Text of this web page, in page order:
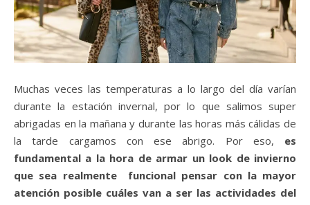
Muchas veces las temperaturas a lo largo del día varían
durante la estación invernal, por lo que salimos super
abrigadas en la mañana y durante las horas más cálidas de
la tarde cargamos con ese abrigo. Por eso, es
fundamental a la hora de armar un look de invierno
que sea realmente funcional pensar con la mayor
atención posible cuáles van a ser las actividades del